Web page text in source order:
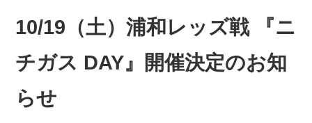
10/19（土）浦和レッズ戦 『ニ
チガス DAY』開催決定のお知
らせ